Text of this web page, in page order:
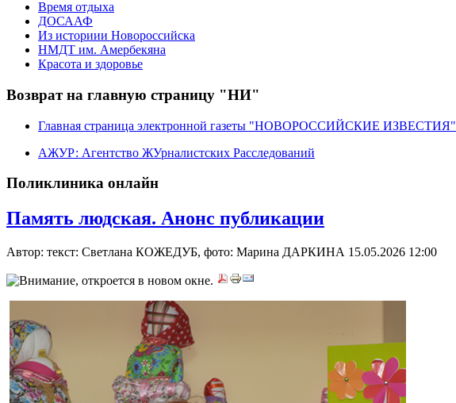
Время отдыха
ДОСААФ
Из историии Новороссийска
НМДТ им. Амербекяна
Красота и здоровье
Возврат на главную страницу "НИ"
Главная страница электронной газеты "НОВОРОССИЙСКИЕ ИЗВЕСТИЯ"
АЖУР: Агентство ЖУрналистских Расследований
Поликлиника онлайн
Память людская. Анонс публикации
Автор: текст: Светлана КОЖЕДУБ, фото: Марина ДАРКИНА 15.05.2026 12:00